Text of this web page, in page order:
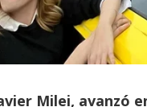
Milei, avanzó